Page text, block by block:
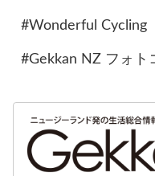
#Wonderful Cycling
#Gekkan NZ フォト